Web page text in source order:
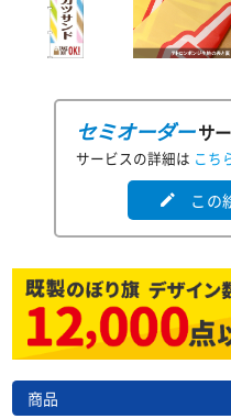
セミオーダーサ
サービスの詳細は こち
edit この
商品